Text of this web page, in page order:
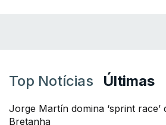
Top Notícias Últimas
Jorge Martín domina ‘sprint race’
Bretanha